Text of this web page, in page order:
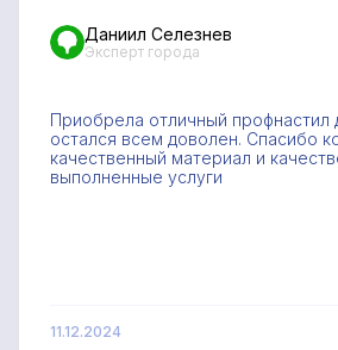
Даниил Селезнев
Эксперт города
Приобрела отличный профнастил
остался всем доволен. Спасибо
качественный материал и
выполненные услуги
11.12.2024